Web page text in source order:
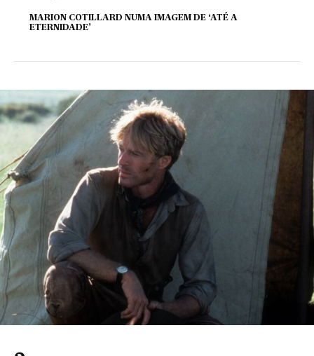
MARION COTILLARD NUMA IMAGEM DE ‘ATÉ A
ETERNIDADE’